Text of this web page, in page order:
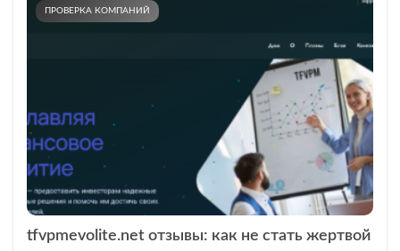
ПРОВЕРКА КОМПАНИЙ
tfvpmevolite.net отзывы: как не стать жертвой